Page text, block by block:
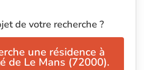
de votre recherche ?
une résidence à
de Le Mans (72000).